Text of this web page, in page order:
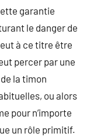
garantie
le danger de
à ce titre être
percer par une
la timon
ou alors
pour n’importe
un rôle primitif.